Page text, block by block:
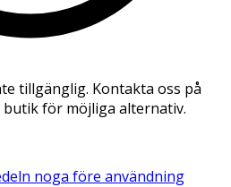
tillgänglig. Kontakta oss på
för möjliga alternativ.
noga före användning